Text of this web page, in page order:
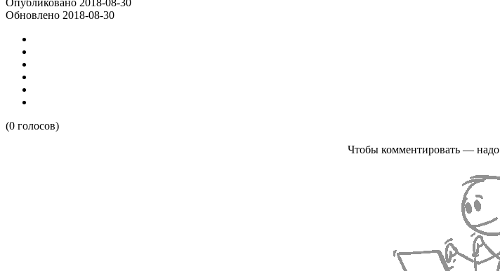
Опубликовано 2018-08-30
Обновлено 2018-08-30
(0 голосов)
Чтобы комментировать — надо